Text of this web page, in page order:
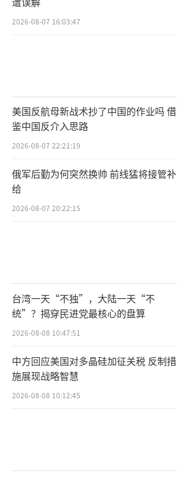
2026-08-07 16:03:47
美国反航母新战术抄了中国的作业吗 借
鉴中国反介入思路
2026-08-07 22:21:19
俄军后勤为何突然换帅 前线猛将接管补
给
2026-08-07 20:22:15
台湾一天“不独”，大陆一天“不
统”？揭穿民进党最核心的盘算
2026-08-08 10:47:51
中方回应美国对多晶硅加征关税 反制措
施展现战略智慧
2026-08-08 10:12:45